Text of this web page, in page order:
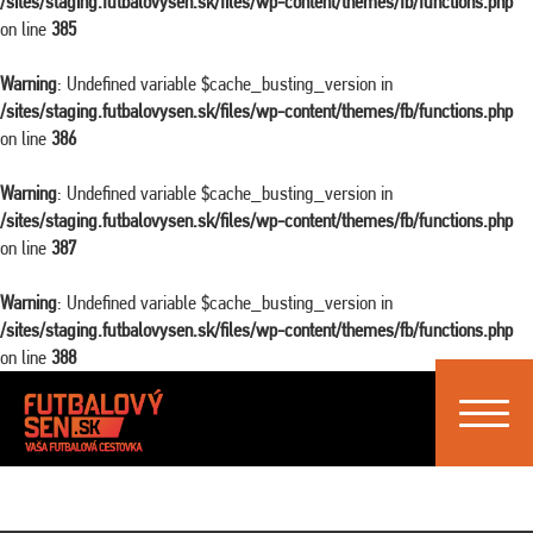
on line 385
Warning: Undefined variable $cache_busting_version in
/sites/staging.futbalovysen.sk/files/wp-content/themes/fb/functions.php
on line 386
Warning: Undefined variable $cache_busting_version in
/sites/staging.futbalovysen.sk/files/wp-content/themes/fb/functions.php
on line 387
Warning: Undefined variable $cache_busting_version in
/sites/staging.futbalovysen.sk/files/wp-content/themes/fb/functions.php
on line 388
Toggle